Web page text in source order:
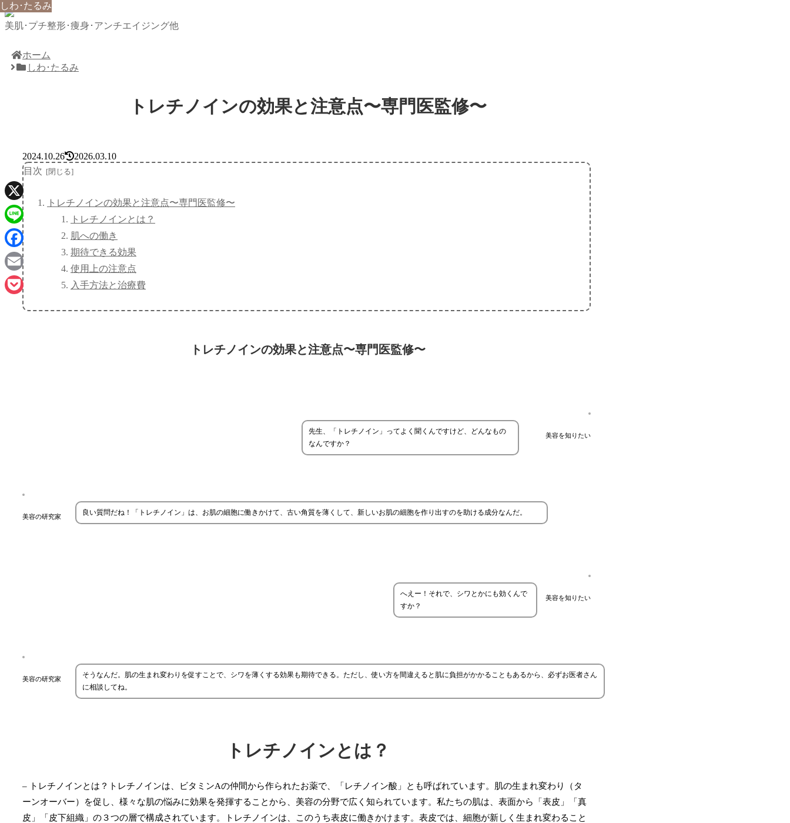
美肌･プチ整形･痩身･アンチエイジング他
ホーム
しわ･たるみ
トレチノインの効果と注意点〜専門医監修〜
しわ･たるみ
2024.10.26
2026.03.10
目次
トレチノインの効果と注意点〜専門医監修〜
トレチノインとは？
肌への働き
期待できる効果
使用上の注意点
入手方法と治療費
トレチノインの効果と注意点〜専門医監修〜
美容を知りたい
先生、「トレチノイン」ってよく聞くんですけど、どんなもの
なんですか？
美容の研究家 良い質問だね！「トレチノイン」は、お肌の細胞に働きかけて、古い角質を薄くして、新しいお肌の細胞を作り出すのを助ける成分なんだ。
美容を知りたい
へえー！それで、シワとかにも効くんで
すか？
美容の研究家
そうなんだ。肌の生まれ変わりを促すことで、シワを薄くする効果も期待できる。ただし、使い方を間違えると肌に負担がかかることもあるから、必ずお医者さん
に相談してね。
トレチノインとは？
– トレチノインとは？トレチノインは、ビタミンAの仲間から作られたお薬で、「レチノイン酸」とも呼ばれています。肌の生まれ変わり（タ
ーンオーバー）を促し、様々な肌の悩みに効果を発揮することから、美容の分野で広く知られています。私たちの肌は、表面から「表皮」「真
皮」「皮下組織」の３つの層で構成されています。トレチノインは、このうち表皮に働きかけます。表皮では、細胞が新しく生まれ変わること
しわ･たるみ
しわ･たるみ
X
Line
Facebook
Email
Pocket